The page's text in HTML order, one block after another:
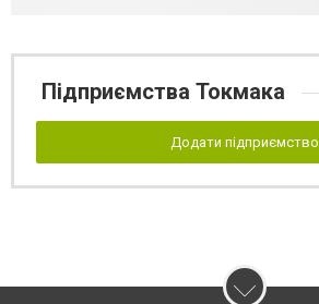
Підприємства Токмака
Додати підприємство